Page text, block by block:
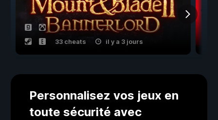
33 cheats il y a 3 jours
Personnalisez vos jeux en
toute sécurité avec